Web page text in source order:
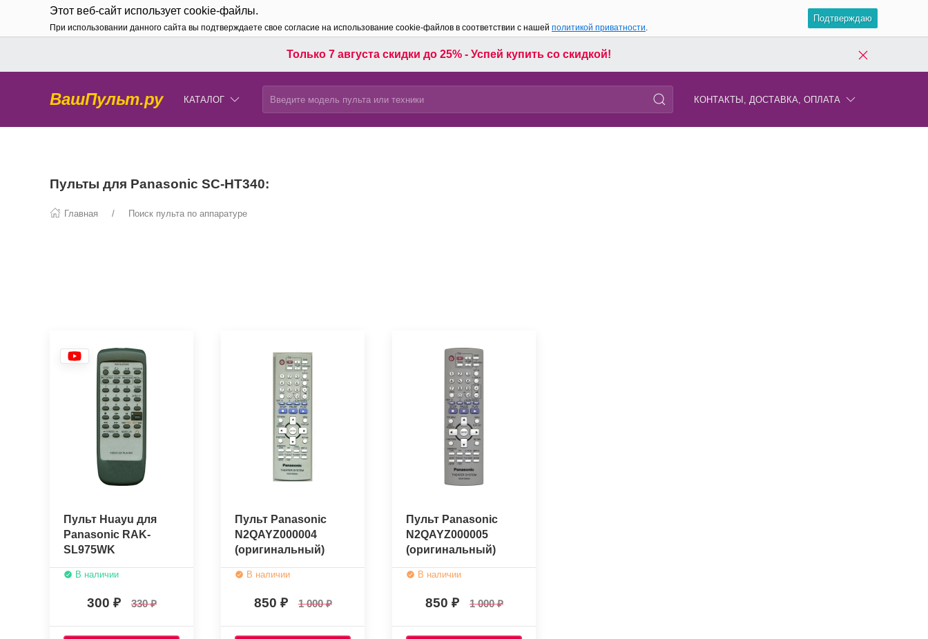
Этот веб-сайт использует cookie-файлы.
При использовании данного сайта вы подтверждаете свое согласие на использование cookie-файлов в соответствии с нашей политикой приватности.
Подтверждаю
Только 7 августа скидки до 25% - Успей купить со скидкой!
ВашПульт.ру КАТАЛОГ КОНТАКТЫ, ДОСТАВКА, ОПЛАТА
Пульты для Panasonic SC-HT340:
Главная Поиск пульта по аппаратуре
Пульт Huayu для
Panasonic RAK-
SL975WK
В наличии
300 330
Пульт Panasonic
N2QAYZ000004
(оригинальный)
В наличии
850 1 000
Пульт Panasonic
N2QAYZ000005
(оригинальный)
В наличии
850 1 000